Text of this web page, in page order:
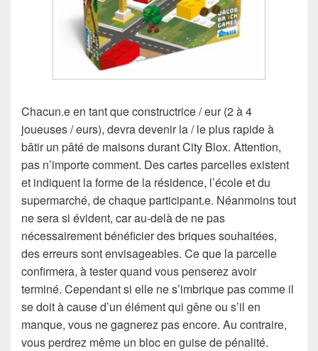
Chacun.e en tant que constructrice / eur (2 à 4
joueuses / eurs), devra devenir la / le plus rapide à
bâtir un pâté de maisons durant City Blox. Attention,
pas n’importe comment. Des cartes parcelles existent
et indiquent la forme de la résidence, l’école et du
supermarché, de chaque participant.e. Néanmoins tout
ne sera si évident, car au-delà de ne pas
nécessairement bénéficier des briques souhaitées,
des erreurs sont envisageables. Ce que la parcelle
confirmera, à tester quand vous penserez avoir
terminé. Cependant si elle ne s’imbrique pas comme il
se doit à cause d’un élément qui gêne ou s’il en
manque, vous ne gagnerez pas encore. Au contraire,
vous perdrez même un bloc en guise de pénalité.